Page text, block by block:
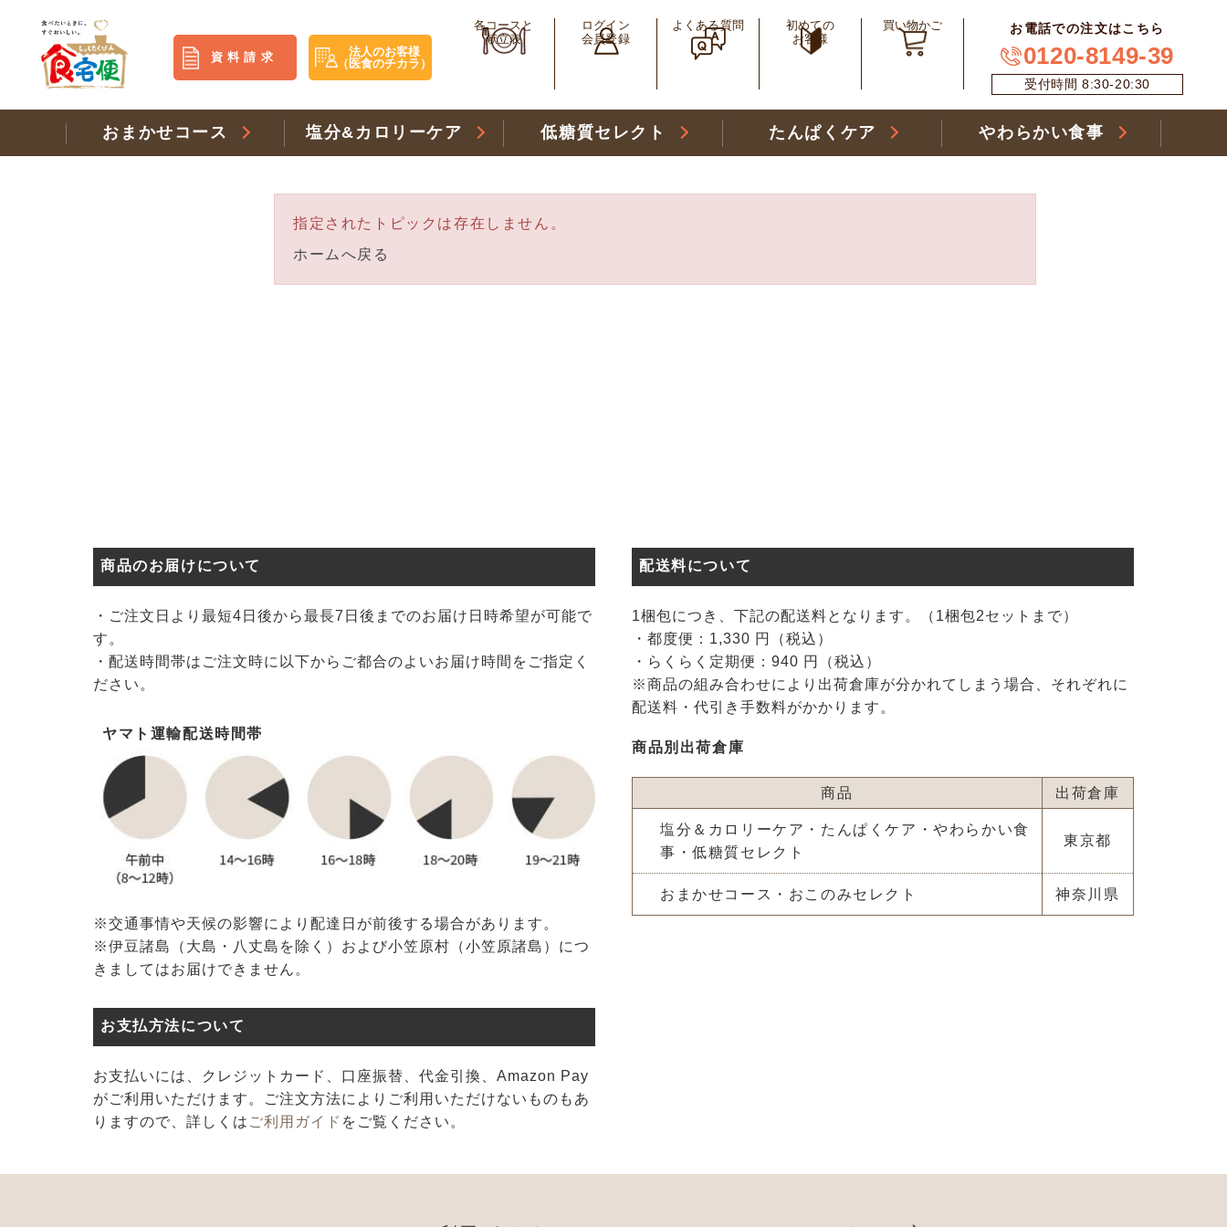
資料請求
法人のお客様
（医食のチカラ）
各コースと
献立表
ログイン
会員登録
よくある質問
初めての
お客様
買い物かご お電話での注文はこちら
0120-8149-39
受付時間 8:30-20:30
おまかせコース 塩分&カロリーケア 低糖質セレクト たんぱくケア やわらかい食事
指定されたトピックは存在しません。
ホームへ戻る
商品のお届けについて
・ご注文日より最短4日後から最長7日後までのお届け日時希望が可能で
す。
・配送時間帯はご注文時に以下からご都合のよいお届け時間をご指定く
ださい。
ヤマト運輸配送時間帯
※交通事情や天候の影響により配達日が前後する場合があります。
※伊豆諸島（大島・八丈島を除く）および小笠原村（小笠原諸島）につ
きましてはお届けできません。
お支払方法について
お支払いには、クレジットカード、口座振替、代金引換、Amazon Pay
がご利用いただけます。ご注文方法によりご利用いただけないものもあ
りますので、詳しくは ご利用ガイド をご覧ください。
配送料について
1梱包につき、下記の配送料となります。（1梱包2セットまで）
・都度便：1,330 円（税込）
・らくらく定期便：940 円（税込）
※商品の組み合わせにより出荷倉庫が分かれてしまう場合、それぞれに
配送料・代引き手数料がかかります。
商品別出荷倉庫
商品 出荷倉庫
塩分＆カロリーケア・たんぱくケア・やわらかい食
事・低糖質セレクト
東京都
おまかせコース・おこのみセレクト 神奈川県